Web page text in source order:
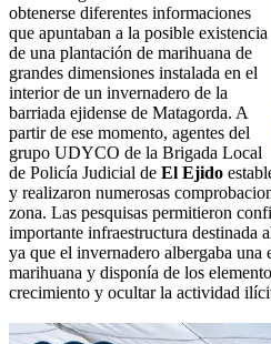
obtenerse diferentes informaciones
que apuntaban a la posible existencia
de una plantación de marihuana de
grandes dimensiones instalada en el
interior de un invernadero de la
barriada ejidense de Matagorda. A
partir de ese momento, agentes del
grupo UDYCO de la Brigada Local
de Policía Judicial de El Ejido
y realizaron numerosas
zona. Las pesquisas permitieron
importante infraestructura destinada
ya que el invernadero albergaba una
marihuana y disponía de los
crecimiento y ocultar la actividad